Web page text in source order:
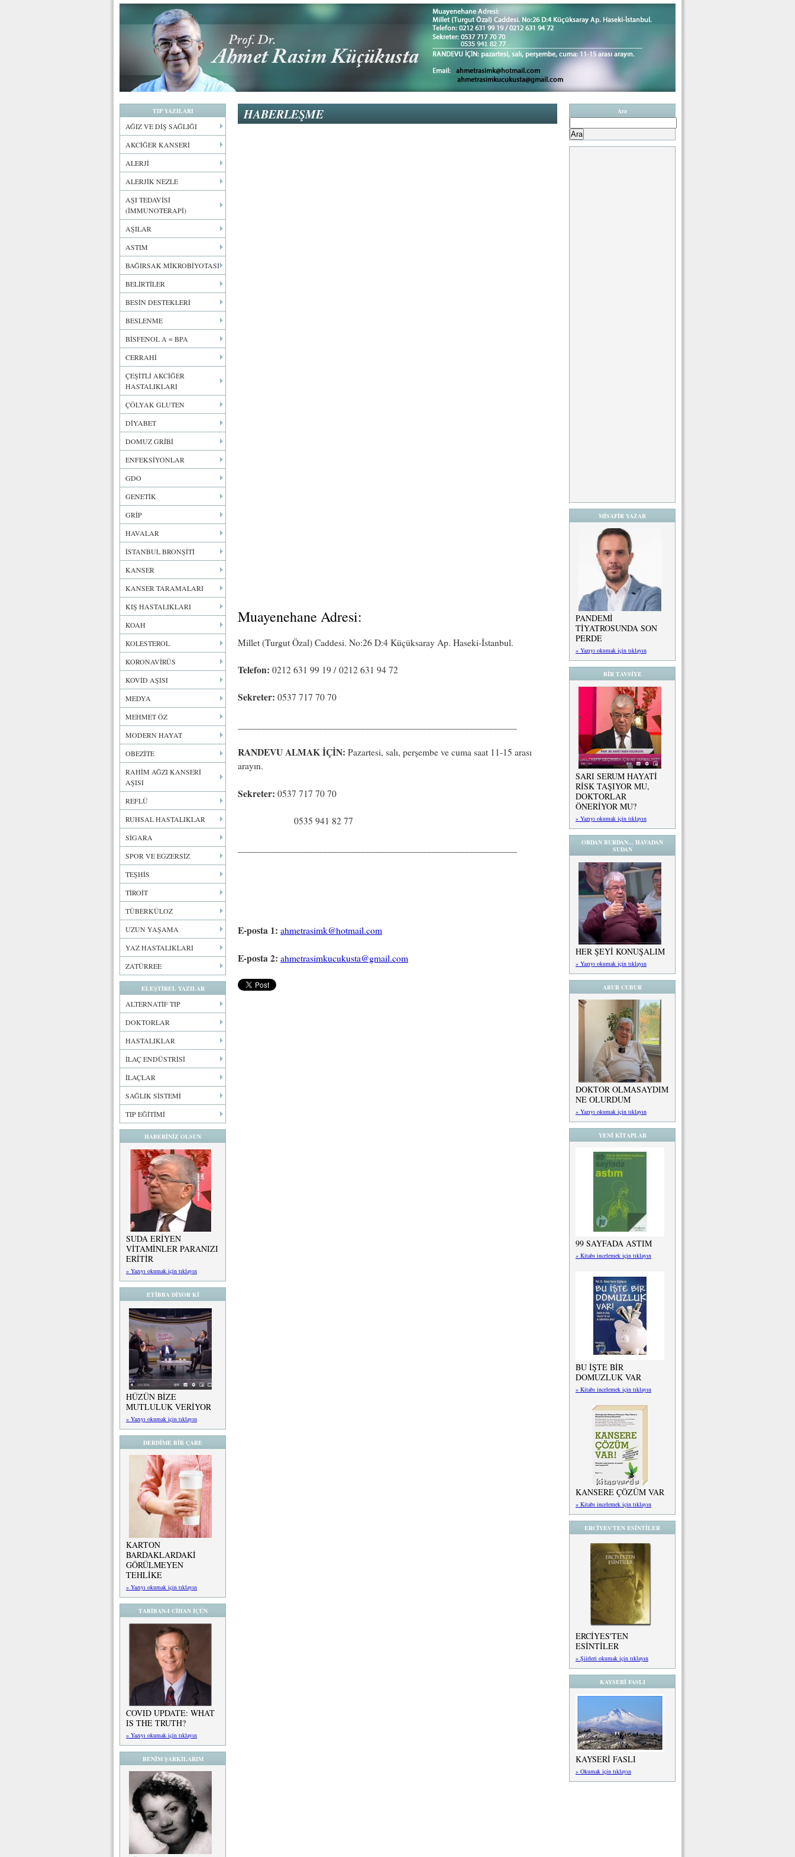
TIP YAZILARI
AĞIZ VE DİŞ SAĞLIĞI
AKCİĞER KANSERİ
ALERJİ
ALERJİK NEZLE
AŞI TEDAVİSİ
(İMMUNOTERAPİ)
AŞILAR
ASTIM
BAĞIRSAK MİKROBİYOTASI
BELİRTİLER
BESİN DESTEKLERİ
BESLENME
BİSFENOL A = BPA
CERRAHİ
ÇEŞİTLİ AKCİĞER
HASTALIKLARI
ÇÖLYAK GLUTEN
DİYABET
DOMUZ GRİBİ
ENFEKSİYONLAR
GDO
GENETİK
GRİP
HAVALAR
İSTANBUL BRONŞİTİ
KANSER
KANSER TARAMALARI
KIŞ HASTALIKLARI
KOAH
KOLESTEROL
KORONAVİRÜS
KOVİD AŞISI
MEDYA
MEHMET ÖZ
MODERN HAYAT
OBEZİTE
RAHİM AĞZI KANSERİ
AŞISI
REFLÜ
RUHSAL HASTALIKLAR
SİGARA
SPOR VE EGZERSİZ
TEŞHİS
TİROİT
TÜBERKÜLOZ
UZUN YAŞAMA
YAZ HASTALIKLARI
ZATÜRREE
ELEŞTİREL YAZILAR
ALTERNATİF TIP
DOKTORLAR
HASTALIKLAR
İLAÇ ENDÜSTRİSİ
İLAÇLAR
SAĞLIK SİSTEMİ
TIP EĞİTİMİ
HABERİNİZ OLSUN
SUDA ERİYEN
VİTAMİNLER PARANIZI
ERİTİR
» Yazıyı okumak için tıklayın
ETİBBA DİYOR Kİ
HÜZÜN BİZE
MUTLULUK VERİYOR
» Yazıyı okumak için tıklayın
DERDİME BİR ÇARE
KARTON
BARDAKLARDAKİ
GÖRÜLMEYEN
TEHLİKE
» Yazıyı okumak için tıklayın
TABİBAN-I CİHAN İÇÜN
COVID UPDATE: WHAT
IS THE TRUTH?
» Yazıyı okumak için tıklayın
BENİM ŞARKILARIM
HABERLEŞME
Muayenehane Adresi:
Millet (Turgut Özal) Caddesi. No:26 D:4 Küçüksaray Ap. Haseki-İstanbul.
Telefon: 0212 631 99 19 / 0212 631 94 72
Sekreter: 0537 717 70 70
RANDEVU ALMAK İÇİN: Pazartesi, salı, perşembe ve cuma saat 11-15 arası
arayın.
Sekreter: 0537 717 70 70
0535 941 82 77
E-posta 1: ahmetrasimk@hotmail.com
E-posta 2: ahmetrasimkucukusta@gmail.com
Ara
MİSAFİR YAZAR
PANDEMİ
TİYATROSUNDA SON
PERDE
» Yazıyı okumak için tıklayın
BİR TAVSİYE
SARI SERUM HAYATİ
RİSK TAŞIYOR MU,
DOKTORLAR
ÖNERİYOR MU?
» Yazıyı okumak için tıklayın
ORDAN BURDAN... HAVADAN
SUDAN
HER ŞEYİ KONUŞALIM
» Yazıyı okumak için tıklayın
ABUR CUBUR
DOKTOR OLMASAYDIM
NE OLURDUM
» Yazıyı okumak için tıklayın
YENİ KİTAPLAR
99 SAYFADA ASTIM
» Kitabı incelemek için tıklayın
BU İŞTE BİR
DOMUZLUK VAR
» Kitabı incelemek için tıklayın
KANSERE ÇÖZÜM VAR
» Kitabı incelemek için tıklayın
ERCİYES'TEN ESİNTİLER
ERCİYES'TEN
ESİNTİLER
» Şiirleri okumak için tıklayın
KAYSERİ FASLI
KAYSERİ FASLI
» Okumak için tıklayın